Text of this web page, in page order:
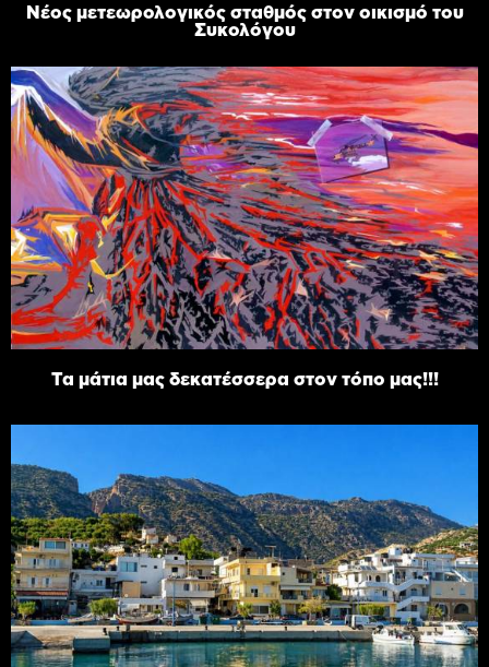
Νέος μετεωρολογικός σταθμός στον οικισμό του
Συκολόγου
Τα μάτια μας δεκατέσσερα στον τόπο μας!!!